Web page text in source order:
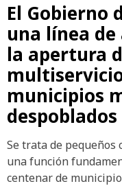
El Gobierno
una línea de
la apertura
municipios
despoblados
Se trata de pequeños
una función
centenar de